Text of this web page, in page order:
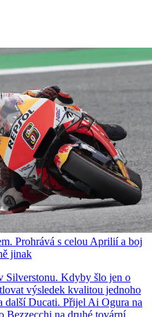
Prohrává s celou Aprilií a boj
jinak
Silverstonu. Kdyby šlo jen o
výsledek kvalitou jednoho
další Ducati. Přijel Ai Ogura na
Bezzecchi na druhé tovární